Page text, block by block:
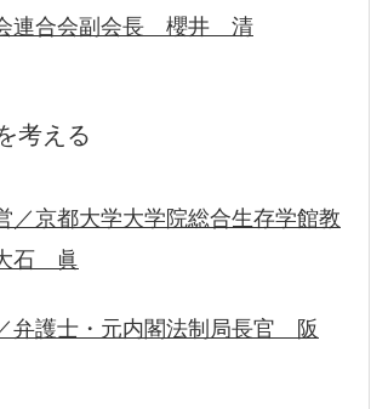
連合会副会長 櫻井 清
考える
／京都大学大学院総合生存学館教
石 眞
弁護士・元内閣法制局長官 阪